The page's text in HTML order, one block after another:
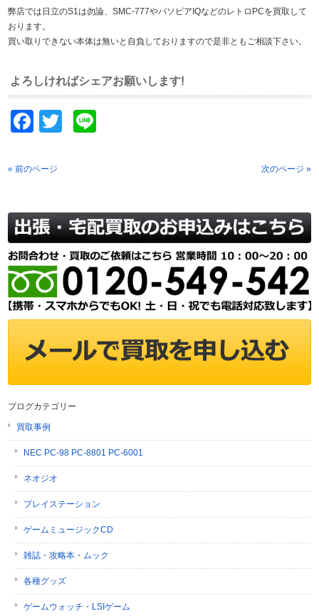
弊店では日立のS1は勿論、SMC-777やパソピアIQなどのレトロPCを買取して
おります。
買い取りできない本体は無いと自負しておりますので是非ともご相談下さい。
よろしければシェアお願いします!
Facebook
Twitter
« 前のページ 次のページ »
ブログカテゴリー
買取事例
NEC PC-98 PC-8801 PC-6001
ネオジオ
プレイステーション
ゲームミュージックCD
雑誌・攻略本・ムック
各種グッズ
ゲームウォッチ・LSIゲーム